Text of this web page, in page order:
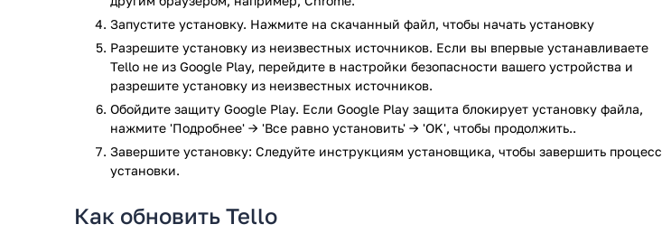
Новичкам, которые только осваивают дроны.
Любителям съемки с воздуха — для красивых кадров без сложного оборудования.
Детям и подросткам — безопасные полеты и простые трюки.
Преподавателям — отличный инструмент для обучения основам пилотирования.
Tello — это приложение для тех, кто хочет легко и безопасно управлять мини-дроном. Здесь
полетов и качественной съемки. Хотите почувствовать себя пилотом? Просто установите
приложение и взлетайте!
Приложение Tello прошло проверку антивирусом VirusTotal. В результате проверки по всем
Запустите установку. Нажмите на скачанный файл, чтобы начать установку
Разрешите установку из неизвестных источников. Если вы впервые устанавливаете
Tello не из Google Play, перейдите в настройки безопасности вашего устройства и
разрешите установку из неизвестных источников.
Обойдите защиту Google Play. Если Google Play защита блокирует установку файла,
нажмите 'Подробнее' → 'Все равно установить' → 'OK', чтобы продолжить..
Завершите установку: Следуйте инструкциям установщика, чтобы завершить процесс
установки.
Как обновить Tello